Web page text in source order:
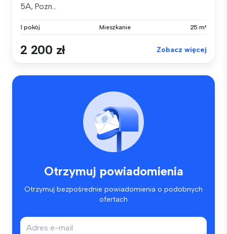
5A, Pozn...
1 pokój Mieszkanie 25 m²
2 200 zł Zobacz więcej
Otrzymuj powiadomienia
Otrzymuj bezpośrednie powiadomienia o podobnych
ofertach